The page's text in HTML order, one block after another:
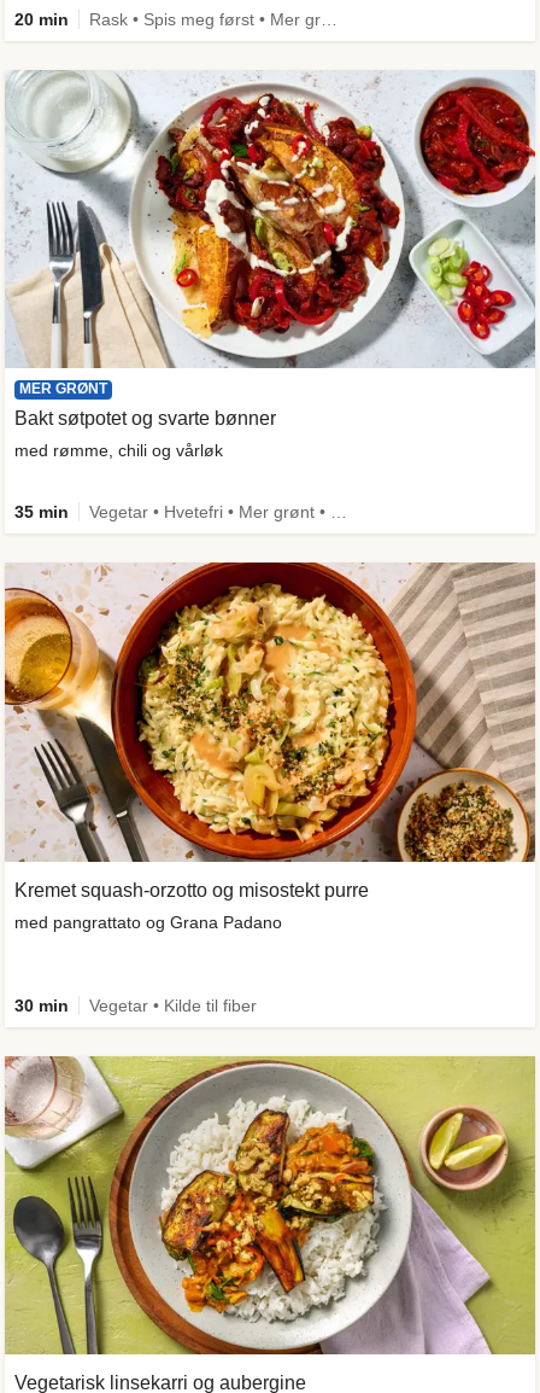
20 min
MER GRØNT
Bakt søtpotet og svarte bønner
med rømme, chili og vårløk
35 min
Kremet squash-orzotto og misostekt purre
med pangrattato og Grana Padano
30 min Vegetar • Kilde til fiber
Vegetarisk linsekarri og aubergine